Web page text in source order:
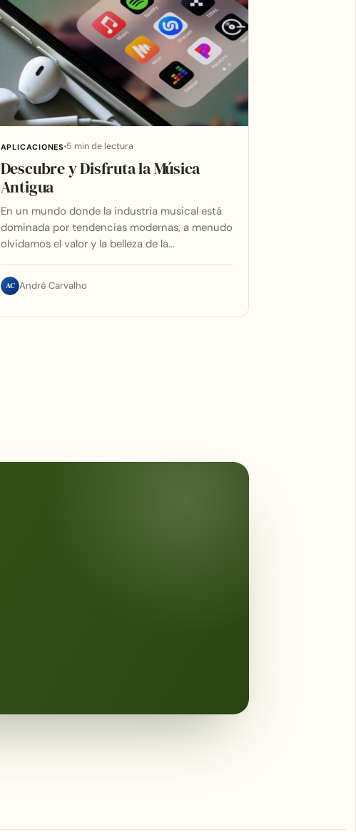
APLICACIONES 5 min de lectura
Descubre y Disfruta la Música
Antigua
En un mundo donde la industria musical está
dominada por tendencias modernas, a menudo
olvidamos el valor y la belleza de la…
AC André Carvalho